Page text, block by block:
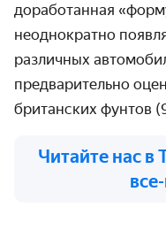
доработанная
неоднократно
различных
предварительно
британских фунтов
Читайте нас в